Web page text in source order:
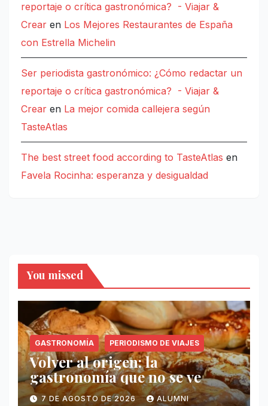
reportaje o crítica gastronómica? - Viajar &
Crear en Los Mejores Restaurantes de España
con Estrella Michelin
Ser periodista gastronómico: ¿Cómo redactar un
reportaje o crítica gastronómica? - Viajar &
Crear en La mejor comida callejera según
TasteAtlas
The best street food according to TasteAtlas en
Favela Rocinha: esperanza y desigualdad
You missed
GASTRONOMÍA PERIODISMO DE VIAJES
Volver al origen: la
gastronomía que no se ve
7 DE AGOSTO DE 2026 ALUMNI